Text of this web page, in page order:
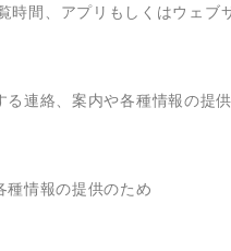
時間、アプリもしくはウェブ
連絡、案内や各種情報の提
種情報の提供のため